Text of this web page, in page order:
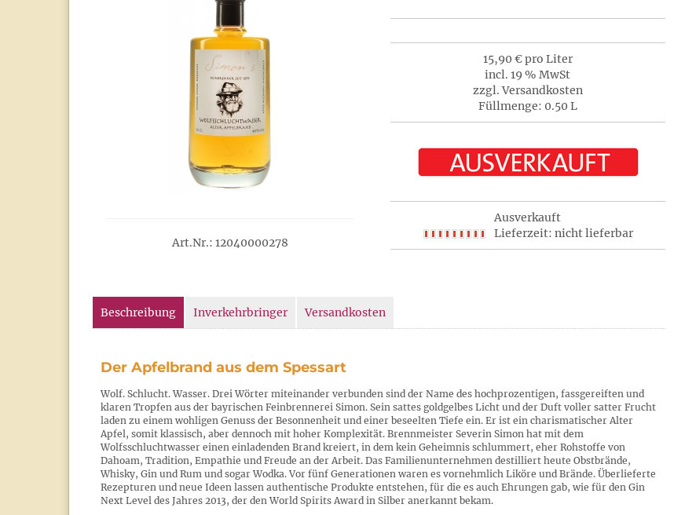
Art.Nr.: 12040000278
15,90 € pro Liter
incl. 19 % MwSt
zzgl. Versandkosten
Füllmenge: 0.50 L
Ausverkauft
Lieferzeit: nicht lieferbar
Beschreibung Inverkehrbringer Versandkosten
Der Apfelbrand aus dem Spessart
Wolf. Schlucht. Wasser. Drei Wörter miteinander verbunden sind der Name des hochprozentigen, fassgereiften und
klaren Tropfen aus der bayrischen Feinbrennerei Simon. Sein sattes goldgelbes Licht und der Duft voller satter Frucht
laden zu einem wohligen Genuss der Besonnenheit und einer beseelten Tiefe ein. Er ist ein charismatischer Alter
Apfel, somit klassisch, aber dennoch mit hoher Komplexität. Brennmeister Severin Simon hat mit dem
Wolfsschluchtwasser einen einladenden Brand kreiert, in dem kein Geheimnis schlummert, eher Rohstoffe von
Dahoam, Tradition, Empathie und Freude an der Arbeit. Das Familienunternehmen destilliert heute Obstbrände,
Whisky, Gin und Rum und sogar Wodka. Vor fünf Generationen waren es vornehmlich Liköre und Brände. Überlieferte
Rezepturen und neue Ideen lassen authentische Produkte entstehen, für die es auch Ehrungen gab, wie für den Gin
Next Level des Jahres 2013, der den World Spirits Award in Silber anerkannt bekam.